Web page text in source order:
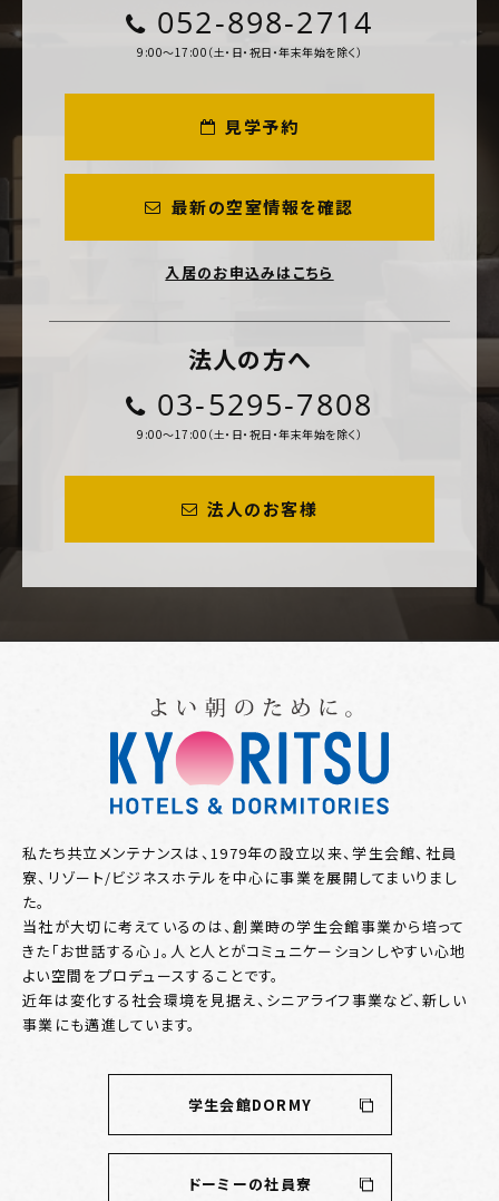
052-898-2714
9:00～17:00（土・日・祝日・年末年始を除く）
見学予約
最新の空室情報を確認
入居のお申込みはこちら
法人の方へ
03-5295-7808
9:00～17:00（土・日・祝日・年末年始を除く）
法人のお客様
私たち共立メンテナンスは、1979年の設立以来、学生会館、社員
寮、リゾート/ビジネスホテルを中心に事業を展開してまいりまし
た。
当社が大切に考えているのは、創業時の学生会館事業から培って
きた「お世話する心」。人と人とがコミュニケーションしやすい心地
よい空間をプロデュースすることです。
近年は変化する社会環境を見据え、シニアライフ事業など、新しい
事業にも邁進しています。
学生会館DORMY
ドーミーの社員寮